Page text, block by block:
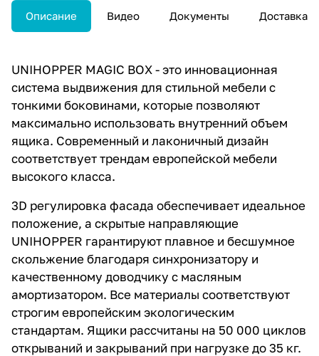
Описание Видео Документы Доставка
UNIHOPPER MAGIC BOX - это инновационная
система выдвижения для стильной мебели с
тонкими боковинами, которые позволяют
максимально использовать внутренний объем
ящика. Современный и лаконичный дизайн
соответствует трендам европейской мебели
высокого класса.
3D регулировка фасада обеспечивает идеальное
положение, а скрытые направляющие
UNIHOPPER гарантируют плавное и бесшумное
скольжение благодаря синхронизатору и
качественному доводчику с масляным
амортизатором. Все материалы соответствуют
строгим европейским экологическим
стандартам. Ящики рассчитаны на 50 000 циклов
открываний и закрываний при нагрузке до 35 кг.